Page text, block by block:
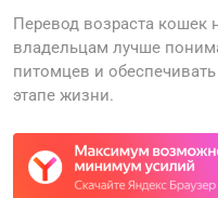
Перевод возраста кошек
владельцам лучше
питомцев и
этапе жизни.